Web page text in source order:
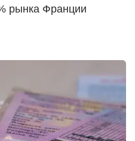
рынка Франции